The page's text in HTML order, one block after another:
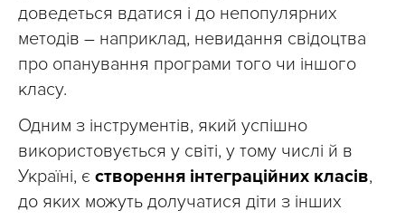
доведеться вдатися і до непопулярних
методів – наприклад, невидання свідоцтва
про опанування програми того чи іншого
класу.
Одним з інструментів, який успішно
використовується у світі, у тому числі й в
Україні, є створення інтеграційних класів,
до яких можуть долучатися діти з інших